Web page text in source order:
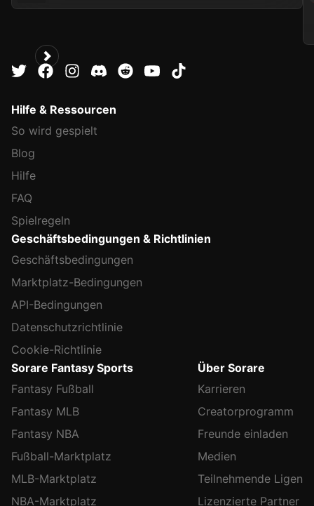
Hilfe & Ressourcen
So wird gespielt
Blog
Hilfe
FAQ
Spielregeln
Geschäftsbedingungen & Richtlinien
Geschäftsbedingungen
Marktplatz-Bedingungen
API-Bedingungen
Datenschutzrichtlinie
Cookie-Richtlinie
Sorare Fantasy Sports
Fantasy Fußball
Fantasy MLB
Fantasy NBA
Fußball-Marktplatz
MLB-Marktplatz
NBA-Marktplatz
Über Sorare
Karrieren
Creatorprogramm
Freunde einladen
Medien
Teilnehmende Ligen
Lizenzierte Partner